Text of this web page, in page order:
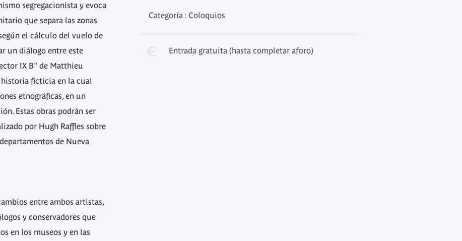
segregacionista y evoca
que separa las zonas
el cálculo del vuelo de
un diálogo entre este
IX B" de Matthieu
historia ficticia en la cual
etnográficas, en un
Estas obras podrán ser
por Hugh Raffles sobre
de Nueva
entre ambos artistas,
y conservadores que
en los museos y en las
Categoría : Coloquios
Entrada gratuita (hasta completar aforo)